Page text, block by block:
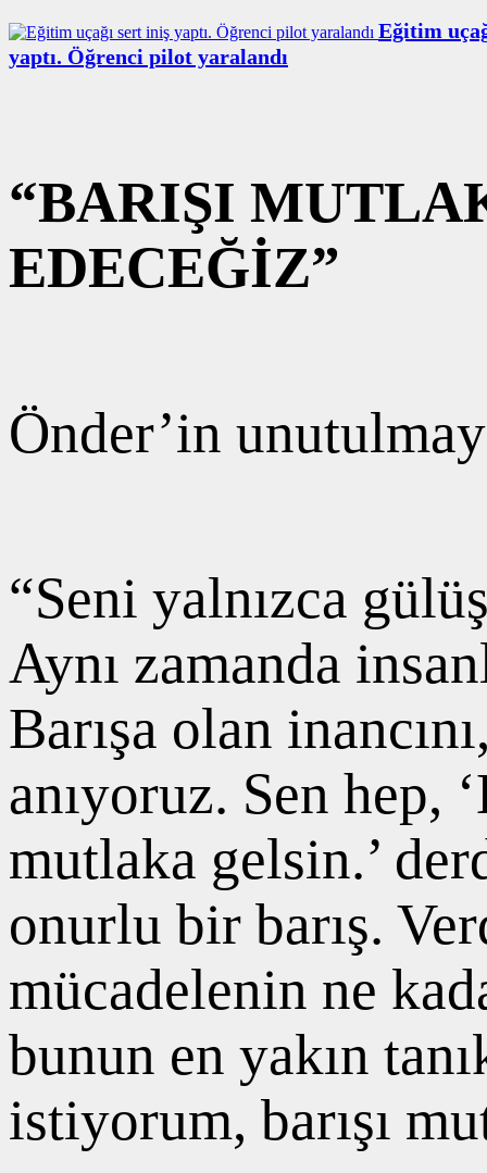
Eğitim
yaptı. Öğrenci pilot yaralandı
“BARIŞI
EDECEĞİZ”
Önder’in
“Seni yalnızca
Aynı zamanda
Barışa olan
anıyoruz. Sen hep,
mutlaka gelsin.’
onurlu bir barış.
mücadelenin ne
bunun en yakın
istiyorum, barışı